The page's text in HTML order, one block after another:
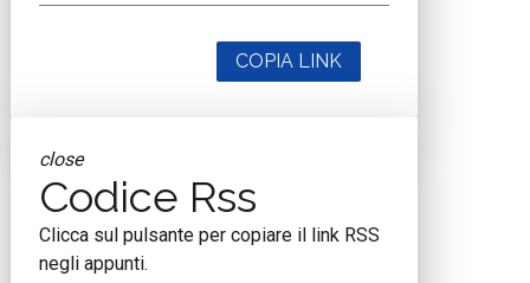
COPIA LINK
close
Codice Rss
Clicca sul pulsante per copiare il link RSS
negli appunti.